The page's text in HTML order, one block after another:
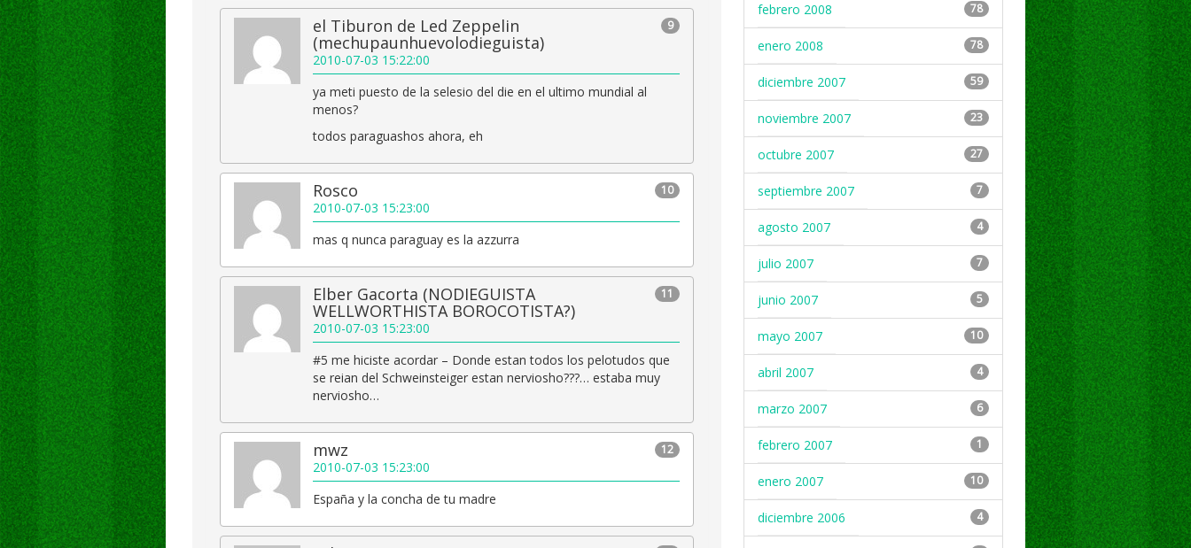
9
el Tiburon de Led Zeppelin
(mechupaunhuevolodieguista)
2010-07-03 15:22:00
ya meti puesto de la selesio del die en el ultimo mundial al
menos?
todos paraguashos ahora, eh
10
Rosco
2010-07-03 15:23:00
mas q nunca paraguay es la azzurra
11
Elber Gacorta (NODIEGUISTA
WELLWORTHISTA BOROCOTISTA?)
2010-07-03 15:23:00
#5 me hiciste acordar – Donde estan todos los pelotudos que
se reian del Schweinsteiger estan nerviosho???… estaba muy
nerviosho…
12
mwz
2010-07-03 15:23:00
España y la concha de tu madre
febrero 2008 78
enero 2008 78
diciembre 2007 59
noviembre 2007 23
octubre 2007 27
septiembre 2007 7
agosto 2007 4
julio 2007 7
junio 2007 5
mayo 2007 10
abril 2007 4
marzo 2007 6
febrero 2007 1
enero 2007 10
diciembre 2006 4